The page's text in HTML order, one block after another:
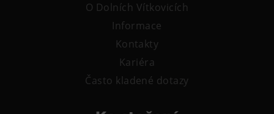
O Dolních Vítkovicích
Informace
Kontakty
Kariéra
Často kladené dotazy